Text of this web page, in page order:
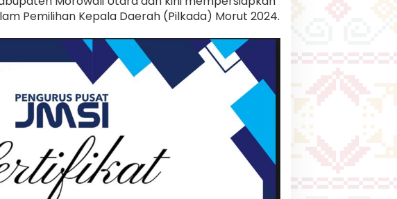
Pemilihan Kepala Daerah (Pilkada) Morut 2024.